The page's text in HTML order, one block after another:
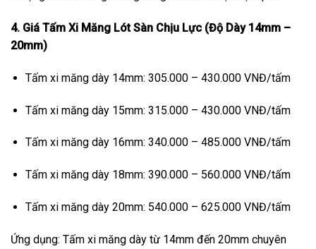
4. Giá Tấm Xi Măng Lót Sàn Chịu Lực (Độ Dày 14mm –
20mm)
Tấm xi măng dày 14mm: 305.000 – 430.000 VNĐ/tấm
Tấm xi măng dày 15mm: 315.000 – 430.000 VNĐ/tấm
Tấm xi măng dày 16mm: 340.000 – 485.000 VNĐ/tấm
Tấm xi măng dày 18mm: 390.000 – 560.000 VNĐ/tấm
Tấm xi măng dày 20mm: 540.000 – 625.000 VNĐ/tấm
Ứng dụng: Tấm xi măng dày từ 14mm đến 20mm chuyên